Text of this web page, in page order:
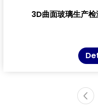
3D曲面玻璃生产